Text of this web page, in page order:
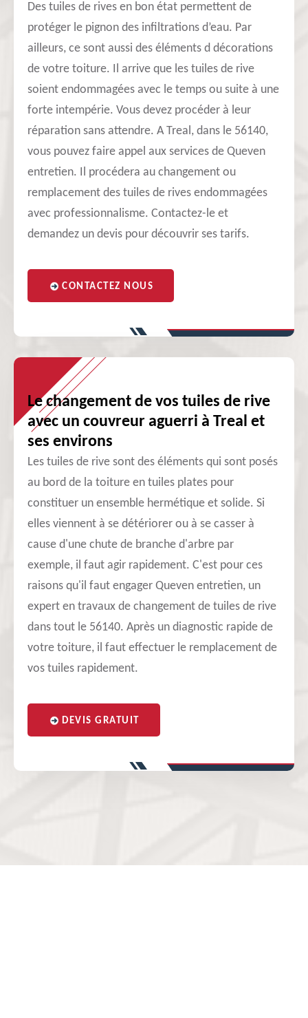
Des tuiles de rives en bon état permettent de
protéger le pignon des infiltrations d’eau. Par
ailleurs, ce sont aussi des éléments d décorations
de votre toiture. Il arrive que les tuiles de rive
soient endommagées avec le temps ou suite à une
forte intempérie. Vous devez procéder à leur
réparation sans attendre. A Treal, dans le 56140,
vous pouvez faire appel aux services de Queven
entretien. Il procédera au changement ou
remplacement des tuiles de rives endommagées
avec professionnalisme. Contactez-le et
demandez un devis pour découvrir ses tarifs.
CONTACTEZ NOUS
Le changement de vos tuiles de rive
avec un couvreur aguerri à Treal et
ses environs
Les tuiles de rive sont des éléments qui sont posés
au bord de la toiture en tuiles plates pour
constituer un ensemble hermétique et solide. Si
elles viennent à se détériorer ou à se casser à
cause d'une chute de branche d'arbre par
exemple, il faut agir rapidement. C'est pour ces
raisons qu'il faut engager Queven entretien, un
expert en travaux de changement de tuiles de rive
dans tout le 56140. Après un diagnostic rapide de
votre toiture, il faut effectuer le remplacement de
vos tuiles rapidement.
DEVIS GRATUIT